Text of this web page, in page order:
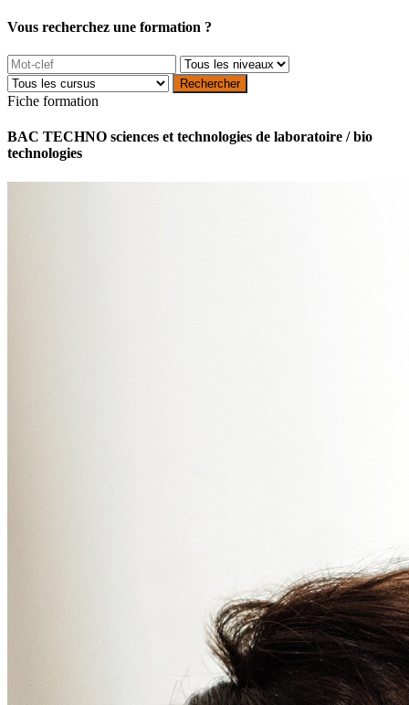
Vous recherchez une formation ?
Fiche formation
BAC TECHNO sciences et technologies de laboratoire / bio
technologies